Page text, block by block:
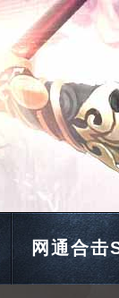
网通合击